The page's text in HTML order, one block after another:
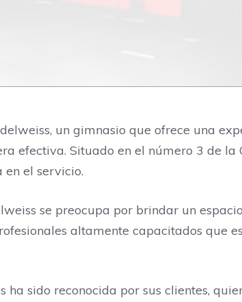
un gimnasio que ofrece una
efectiva. Situado en el número 3 de la
el servicio.
se preocupa por brindar un
altamente capacitados que
sido reconocida por sus clientes,